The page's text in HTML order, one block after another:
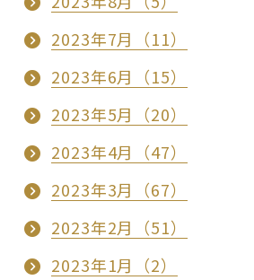
2023年7月（11）
2023年6月（15）
2023年5月（20）
2023年4月（47）
2023年3月（67）
2023年2月（51）
2023年1月（2）